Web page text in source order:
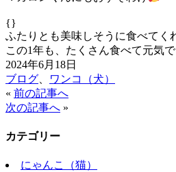
{}
ふたりとも美味しそうに食べてく
この1年も、たくさん食べて元気
2024年6月18日
ブログ
ワンコ（犬）
« 前の記事へ
次の記事へ »
カテゴリー
にゃんこ（猫）